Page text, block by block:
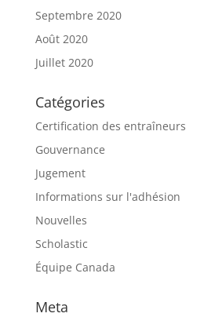
Septembre 2020
Août 2020
Juillet 2020
Catégories
Certification des entraîneurs
Gouvernance
Jugement
Informations sur l'adhésion
Nouvelles
Scholastic
Équipe Canada
Meta